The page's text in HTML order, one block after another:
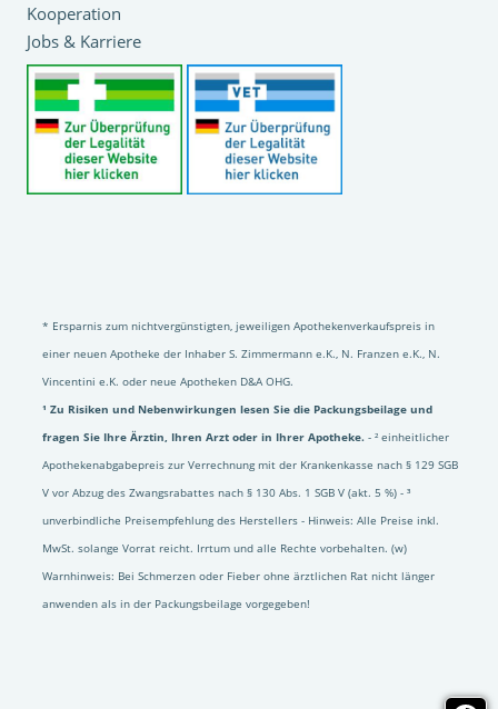
Kooperation
Jobs & Karriere
* Ersparnis zum nichtvergünstigten, jeweiligen Apothekenverkaufspreis in
einer neuen Apotheke der Inhaber S. Zimmermann e.K., N. Franzen e.K., N.
Vincentini e.K. oder neue Apotheken D&A OHG.
¹ Zu Risiken und Nebenwirkungen lesen Sie die Packungsbeilage und
fragen Sie Ihre Ärztin, Ihren Arzt oder in Ihrer Apotheke. - ² einheitlicher
Apothekenabgabepreis zur Verrechnung mit der Krankenkasse nach § 129 SGB
V vor Abzug des Zwangsrabattes nach § 130 Abs. 1 SGB V (akt. 5 %) - ³
unverbindliche Preisempfehlung des Herstellers - Hinweis: Alle Preise inkl.
MwSt. solange Vorrat reicht. Irrtum und alle Rechte vorbehalten. (w)
Warnhinweis: Bei Schmerzen oder Fieber ohne ärztlichen Rat nicht länger
anwenden als in der Packungsbeilage vorgegeben!